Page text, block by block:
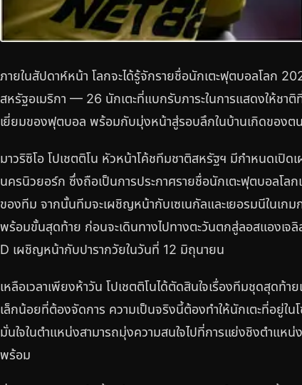
ภายในสัปดาห์หน้า โลกจะได้รู้จักรายชื่อนักเตะฟุตบอลโลก
สหรัฐอเมริกา — 26 นักเตะที่แบกรับภาระในการแสดงให้ชา
เยี่ยมของฟุตบอล พร้อมกับมุ่งหน้าสู่รอบลึกในบ้านเกิดของต
มาวริซิโอ โปเชตติโน หัวหน้าโค้ชทีมชาติสหรัฐฯ มีกำหนดเ
นครนิวยอร์ก ซึ่งถือเป็นการประกาศรายชื่อนักเตะฟุตบอลโล
ของทีม จากนั้นทีมจะเผชิญหน้ากับเซเนกัลและเยอรมนีในเก
พร้อมขั้นสุดท้าย ก่อนจะเดินทางไปทางตะวันตกสู่ลอสแองเจ
D เผชิญหน้ากับปารากวัยในวันที่ 12 มิถุนายน
เหลือเวลาเพียงห้าวัน โปเชตติโนได้ตัดสินใจเรื่องทีมชุดสุดท้า
เล็กน้อยที่ต้องจัดการ ความเป็นจริงนี้ต้องทำให้นักเตะที่อยู่ใ
มั่นใจในตำแหน่งสามารถมุ่งความสนใจไปที่การแย่งชิงตำแห
พร้อม